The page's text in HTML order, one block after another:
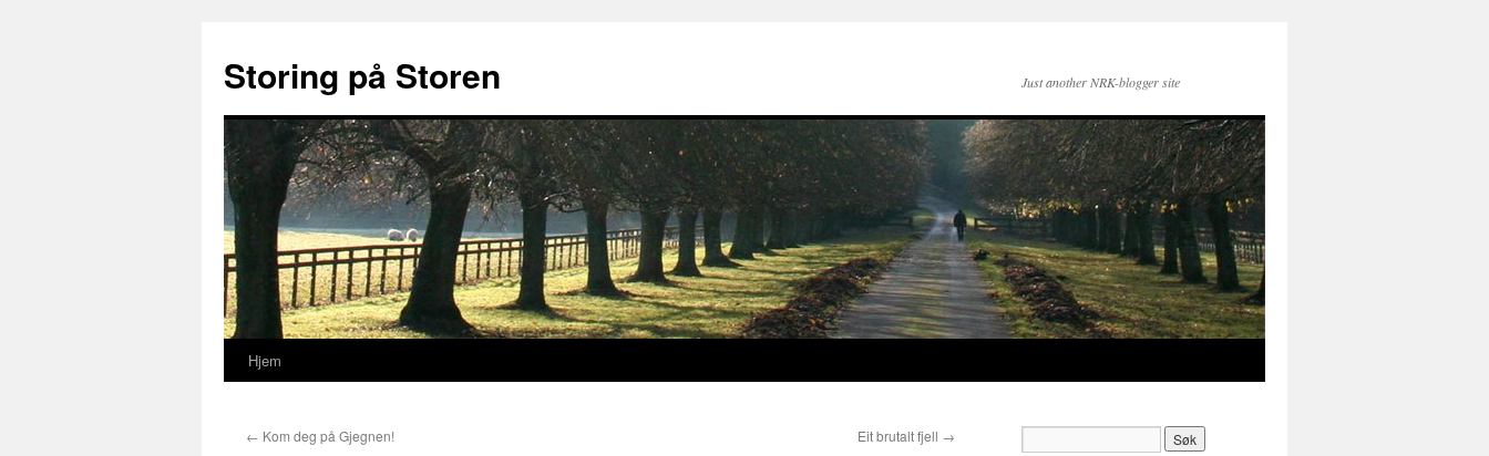
Storing på Storen Just another NRK-blogger site
Hopp
innhold
Hjem
← Kom deg på Gjegnen! Eit brutalt fjell →